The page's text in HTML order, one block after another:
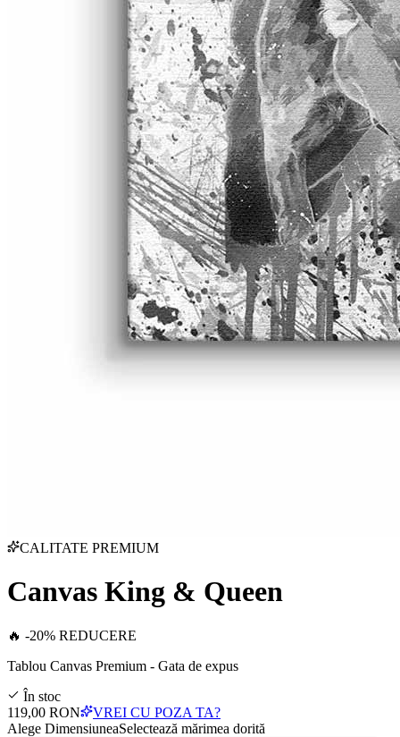
CALITATE PREMIUM
Canvas King & Queen
🔥 -20% REDUCERE
Tablou Canvas Premium - Gata de expus
În stoc
119,00 RON
VREI CU POZA TA?
Alege DimensiuneaSelectează mărimea dorită